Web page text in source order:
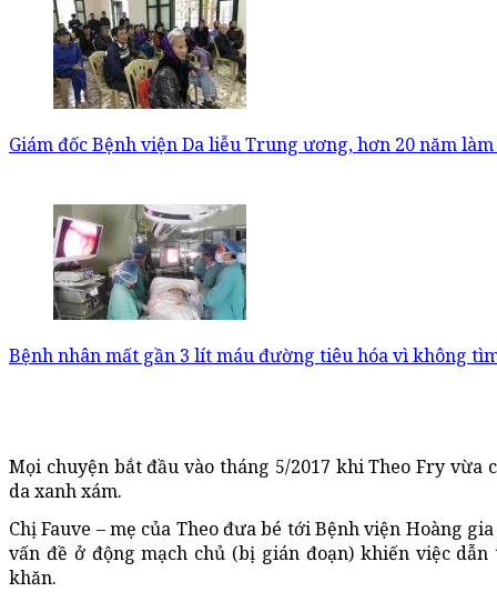
Giám đốc Bệnh viện Da liễu Trung ương, hơn 20 năm
Bệnh nhân mất gần 3 lít máu đường tiêu hóa vì không
Mọi chuyện bắt đầu vào tháng 5/2017 khi Theo Fry vừa
da xanh xám.
Chị Fauve – mẹ của Theo đưa bé tới Bệnh viện Hoàng
vấn đề ở động mạch chủ (bị gián đoạn) khiến việc
khăn.